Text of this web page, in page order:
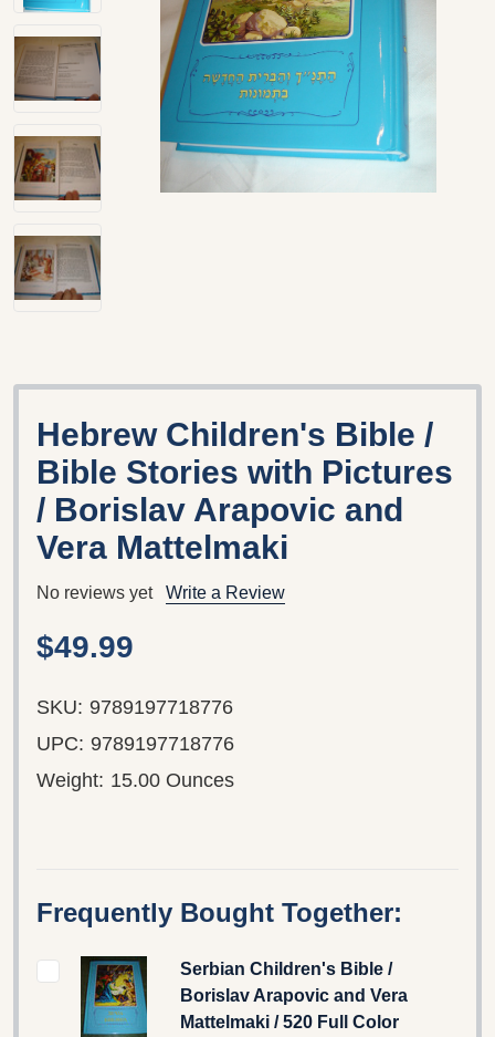
Hebrew Children's Bible /
Bible Stories with Pictures
/ Borislav Arapovic and
Vera Mattelmaki
No reviews yet Write a Review
$49.99
SKU: 9789197718776
UPC: 9789197718776
Weight: 15.00 Ounces
Frequently Bought Together:
Serbian Children's Bible /
Borislav Arapovic and Vera
Mattelmaki / 520 Full Color